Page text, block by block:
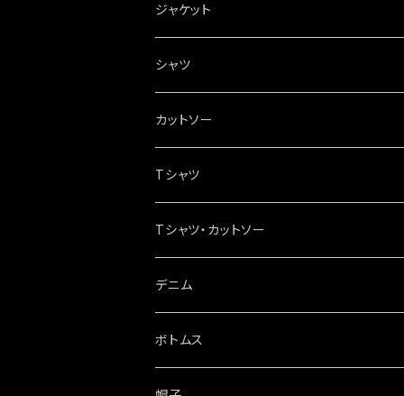
ジャケット
シャツ
カットソー
Tシャツ
Tシャツ・カットソー
デニム
ボトムス